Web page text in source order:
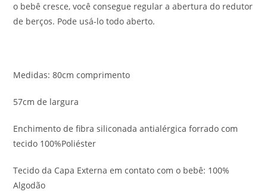
o bebê cresce, você consegue regular a abertura do redutor
de berços. Pode usá-lo todo aberto.
Medidas: 80cm comprimento
57cm de largura
Enchimento de fibra siliconada antialérgica forrado com
tecido 100%Poliéster
Tecido da Capa Externa em contato com o bebê: 100%
Algodão